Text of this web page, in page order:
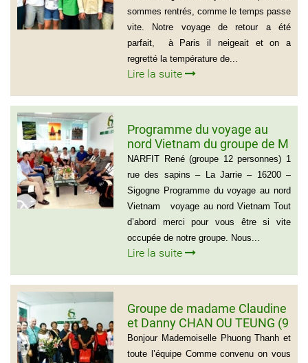
sommes rentrés, comme le temps passe
vite. Notre voyage de retour a été
parfait, à Paris il neigeait et on a
regretté la température de...
Lire la suite
Programme du voyage au
nord Vietnam du groupe de M
NARFIT RENÉ(12
PERSONNES)
NARFIT René (groupe 12 personnes) 1
rue des sapins – La Jarrie – 16200 –
Sigogne Programme du voyage au nord
Vietnam voyage au nord Vietnam Tout
d’abord merci pour vous être si vite
occupée de notre groupe. Nous...
Lire la suite
Groupe de madame Claudine
et Danny CHAN OU TEUNG (9
personnes)
Bonjour Mademoiselle Phuong Thanh et
toute l’équipe Comme convenu on vous